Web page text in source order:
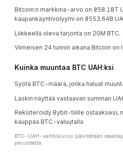
Bitcoin:n markkina-arvo on ₴58.18T
kaupankäyntivolyymi on ₴553.64B
Liikkeellä oleva tarjonta on 20M BTC.
Viimeisen 24 tunnin aikana Bitcoin on
Kuinka muuntaa BTC UAH:ksi
Syötä BTC-määrä, jonka haluat
Laskin näyttää vastaavan summan
Rekisteröidy Bybit-tilille ostaaksesi,
kauppaa BTC-valuutalla
BTC-UAH-vaihtokurssi päivitetään
perusteella.